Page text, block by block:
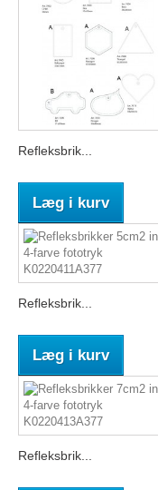
Refleksbrik...
Læg i kurv
Refleksbrik...
Læg i kurv
Refleksbrik...